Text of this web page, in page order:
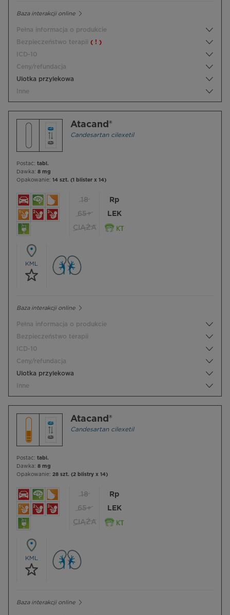
Baza interakcji online
Pełna informacja o produkcie
Bezpieczeństwo terapii ( ! )
ICD-10
Ceny/refundacja
Ulotka przylekowa
Inne
Atacand®
Candesartan cilexetil
Postać: tabl.
Dawka: 8 mg
Opakowanie: 14 szt. (1 blister x 14)
18
65+
CIĄŻA
Rp
LEK
KML
Baza interakcji online
Pełna informacja o produkcie
Bezpieczeństwo terapii
ICD-10
Ceny/refundacja
Ulotka przylekowa
Inne
Atacand®
Candesartan cilexetil
Postać: tabl.
Dawka: 8 mg
Opakowanie: 28 szt. (2 blistry x 14)
18
65+
CIĄŻA
Rp
LEK
KML
Baza interakcji online